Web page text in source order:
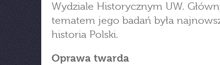
Wydziale Historycznym UW.
tematem jego badań była
historia Polski.
Oprawa twarda